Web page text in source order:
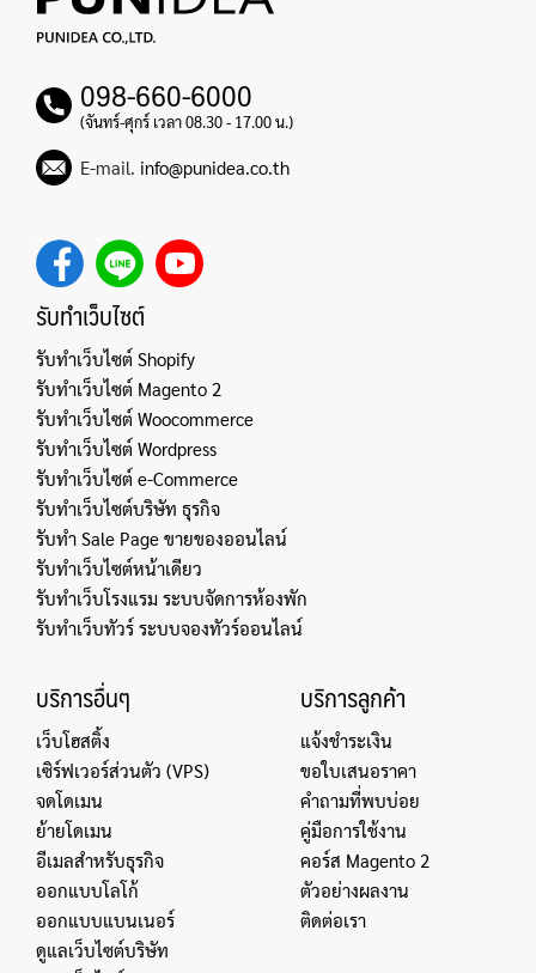
098-660-6000
(จันทร์-ศุกร์ เวลา 08.30 - 17.00 น.)
E-mail. info@punidea.co.th
รับทำเว็บไซต์
รับทำเว็บไซต์ Shopify
รับทำเว็บไซต์ Magento 2
รับทำเว็บไซต์ Woocommerce
รับทำเว็บไซต์ Wordpress
รับทำเว็บไซต์ e-Commerce
รับทำเว็บไซต์บริษัท ธุรกิจ
รับทำ Sale Page ขายของออนไลน์
รับทำเว็บไซต์หน้าเดียว
รับทำเว็บโรงแรม ระบบจัดการห้องพัก
รับทำเว็บทัวร์ ระบบจองทัวร์ออนไลน์
บริการอื่นๆ
เว็บโฮสติ้ง
เซิร์ฟเวอร์ส่วนตัว (VPS)
จดโดเมน
ย้ายโดเมน
อีเมลสำหรับธุรกิจ
ออกแบบโลโก้
ออกแบบแบนเนอร์
ดูแลเว็บไซต์บริษัท
บริการลูกค้า
แจ้งชำระเงิน
ขอใบเสนอราคา
คำถามที่พบบ่อย
คู่มือการใช้งาน
คอร์ส Magento 2
ตัวอย่างผลงาน
ติดต่อเรา